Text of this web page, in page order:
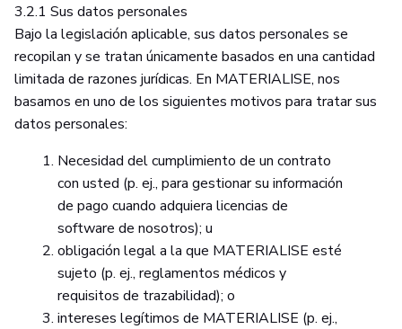
3.2.1 Sus datos personales
Bajo la legislación aplicable, sus datos personales se
recopilan y se tratan únicamente basados en una cantidad
limitada de razones jurídicas. En MATERIALISE, nos
basamos en uno de los siguientes motivos para tratar sus
datos personales:
Necesidad del cumplimiento de un contrato
con usted (p. ej., para gestionar su información
de pago cuando adquiera licencias de
software de nosotros); u
obligación legal a la que MATERIALISE esté
sujeto (p. ej., reglamentos médicos y
requisitos de trazabilidad); o
intereses legítimos de MATERIALISE (p. ej.,